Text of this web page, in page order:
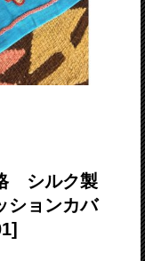
格 シルク製
ションカバ